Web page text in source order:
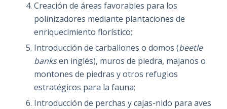
Creación de áreas favorables para los
polinizadores mediante plantaciones de
enriquecimiento florístico;
Introducción de carballones o domos (beetle
banksen inglés), muros de piedra, majanos o
montones de piedras y otros refugios
estratégicos para la fauna;
Introducción de perchas y cajas-nido para aves